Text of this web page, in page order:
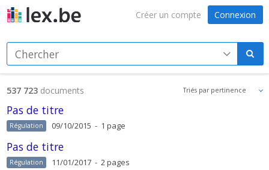
Créer un compte Connexion
537 723documents
Pas de titre
Régulation 09/10/2015 - 1 page
Pas de titre
Régulation 11/01/2017 - 2 pages